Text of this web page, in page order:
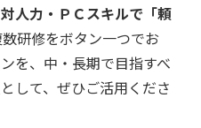
人力・ＰＣスキルで「頼
研修をボタン一つでお
を、中・長期で目指すべ
して、ぜひご活用くださ